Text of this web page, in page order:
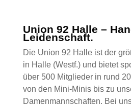
Union 92 Halle –
Leidenschaft.
Die Union 92 Halle ist der
in Halle (Westf.) und bietet
über 500 Mitglieder in rund
von den Mini-Minis bis zu
Damenmannschaften. Bei